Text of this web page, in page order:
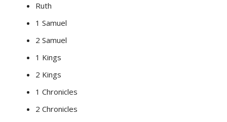
Ruth
1 Samuel
2 Samuel
1 Kings
2 Kings
1 Chronicles
2 Chronicles